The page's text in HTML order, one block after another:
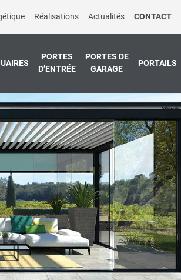
Réalisations Actualités CONTACT
PORTES
D’ENTRÉE
PORTES DE
GARAGE
PORTAILS